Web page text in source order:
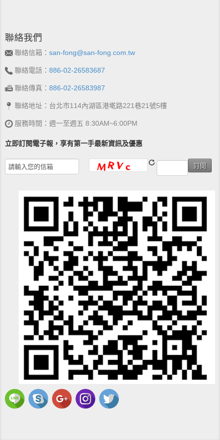
聯絡我們
聯絡信箱： san-fong@san-fong.com.tw
聯絡電話： 886-02-26583687
聯絡傳真： 886-02-26583987
聯絡地址：台北市114內湖區港墘路221巷21號5樓
服務時間：週一至週五 8:30AM~6:00PM
立即訂閱電子報，享有第一手最新資訊及優惠